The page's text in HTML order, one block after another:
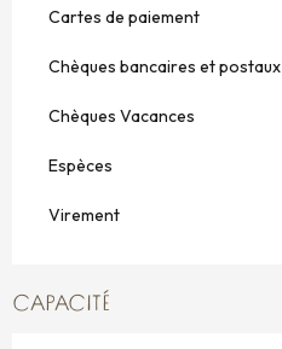
Cartes de paiement
Chèques bancaires et postaux
Chèques Vacances
Espèces
Virement
CAPACITÉ